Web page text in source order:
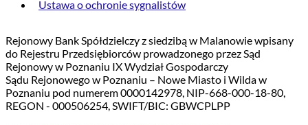
Ustawa o ochronie sygnalistów
Rejonowy Bank Spółdzielczy z siedzibą w Malanowie wpisany
do Rejestru Przedsiębiorców prowadzonego przez Sąd
Rejonowy w Poznaniu IX Wydział Gospodarczy
Sądu Rejonowego w Poznaniu – Nowe Miasto i Wilda w
Poznaniu pod numerem 0000142978, NIP-668-000-18-80,
REGON - 000506254, SWIFT/BIC: GBWCPLPP